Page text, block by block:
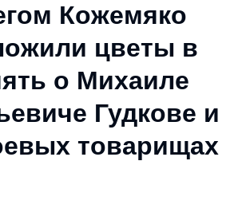
Кожемяко
цветы в
о Михаиле
Гудкове и
товарищах